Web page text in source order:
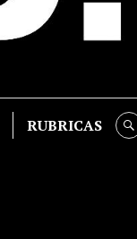
RUBRICAS